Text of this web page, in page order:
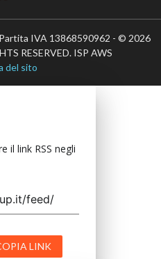
IVA 13868590962 - © 2026
RESERVED. ISP AWS
del sito
il link RSS negli
LINK